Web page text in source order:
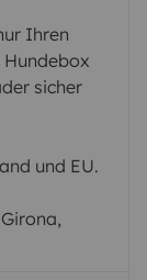
Ihren
sicher
und EU.